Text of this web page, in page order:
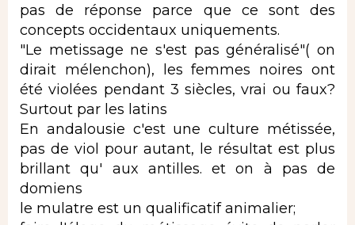
pas de réponse parce que ce sont des
concepts occidentaux uniquements.
"Le metissage ne s'est pas généralisé"( on
dirait mélenchon), les femmes noires ont
été violées pendant 3 siècles, vrai ou faux?
Surtout par les latins
En andalousie c'est une culture métissée,
pas de viol pour autant, le résultat est plus
brillant qu' aux antilles. et on à pas de
domiens
le mulatre est un qualificatif animalier;